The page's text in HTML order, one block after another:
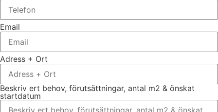
Email
Adress + Ort
Beskriv ert behov, förutsättningar, antal m2 & önskat
startdatum